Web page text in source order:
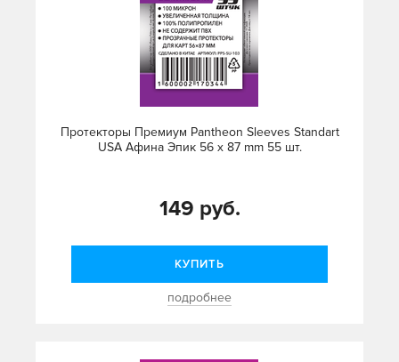
Протекторы Премиум Pantheon Sleeves Standart
USA Афина Эпик 56 x 87 mm 55 шт.
149 руб.
КУПИТЬ
подробнее